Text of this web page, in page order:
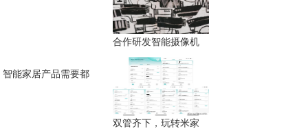
合作研发智能摄像机
智能家居产品需要都
双管齐下，玩转米家